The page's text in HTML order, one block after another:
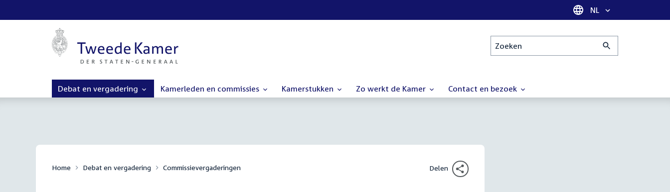
Taal selectie
NL
Zoeken
Debat en vergadering Kamerleden en commissies Kamerstukken Zo werkt de Kamer Contact en bezoek
Home Debat en vergadering Commissievergaderingen Delen